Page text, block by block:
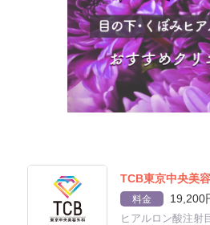
TCB東京中央美
料金 19,200
ヒアルロン酸注射